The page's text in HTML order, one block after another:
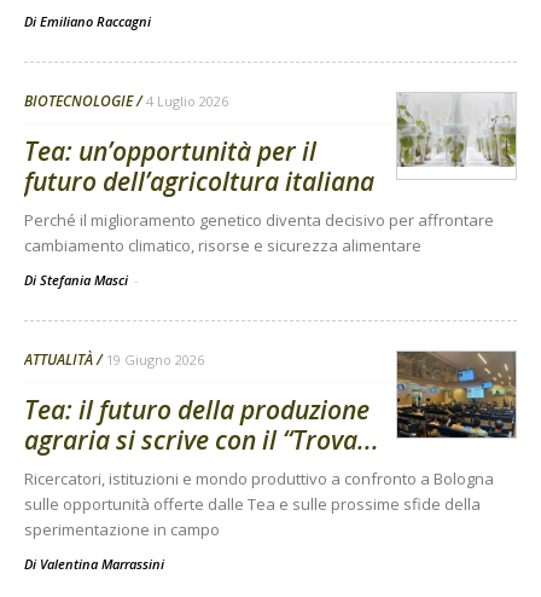
Di Emiliano Raccagni
BIOTECNOLOGIE 4 Luglio 2026
Tea: un’opportunità per il
futuro dell’agricoltura italiana
Perché il miglioramento genetico diventa decisivo per affrontare
cambiamento climatico, risorse e sicurezza alimentare
Di Stefania Masci -
ATTUALITÀ 19 Giugno 2026
Tea: il futuro della produzione
agraria si scrive con il “Trova...
Ricercatori, istituzioni e mondo produttivo a confronto a Bologna
sulle opportunità offerte dalle Tea e sulle prossime sfide della
sperimentazione in campo
Di Valentina Marrassini